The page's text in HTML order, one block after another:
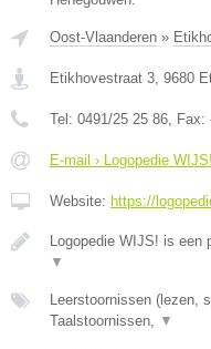
Oost-Vlaanderen »
Etikhovestraat 3, 9680
Tel: 0491/25 25 86, Fax:
E-mail › Logopedie WIJS!
Website: https://
Logopedie WIJS! is een
▼
Leerstoornissen (lezen,
Taalstoornissen, ▼